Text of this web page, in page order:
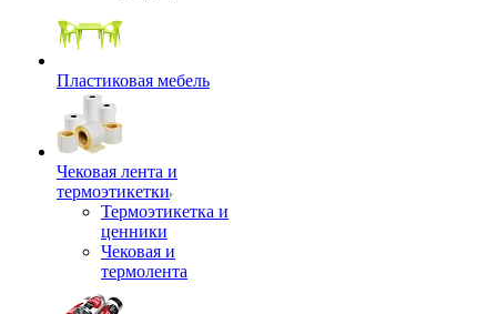
Пластиковая мебель
Чековая лента и
термоэтикетки
Термоэтикетка и
ценники
Чековая и
термолента